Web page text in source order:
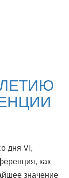
ЛЕТИЮ
дня VI,
как
значение